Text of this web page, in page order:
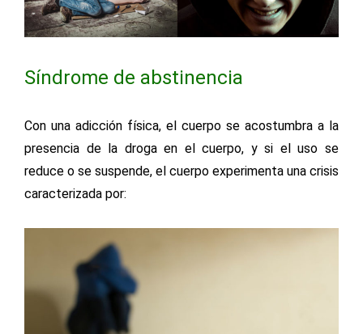
Síndrome de abstinencia
Con una adicción física, el cuerpo se acostumbra a la
presencia de la droga en el cuerpo, y si el uso se
reduce o se suspende, el cuerpo experimenta una crisis
caracterizada por: